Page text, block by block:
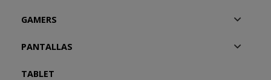
GAMERS
PANTALLAS
TABLET